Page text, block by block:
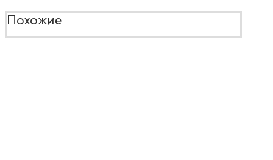
Похожие